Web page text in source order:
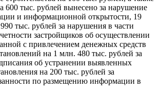
600 тыс. рублей вынесено за нарушение
и информационной открытости, 19
тыс. рублей за нарушения в части
застройщиков об осуществлении
с привлечением денежных средств
на 1 млн. 480 тыс. рублей за
об устранении выявленных
на 200 тыс. рублей за
по размещению информации в